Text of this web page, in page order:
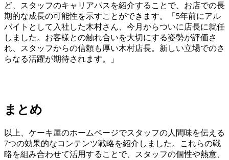
ど、スタッフのキャリアパスを紹介することで、お店での長
期的な成長の可能性を示すことができます。「5年前にアル
バイトとして入社した木村さん、今月からついに店長に就任
しました。お客様との触れ合いを大切にする姿勢が評価さ
れ、スタッフからの信頼も厚い木村店長。新しい立場でのさ
らなる活躍が期待されます。」
まとめ
以上、ケーキ屋のホームページでスタッフの人間味を伝える
7つの効果的なコンテンツ戦略を紹介しました。これらの戦
略を組み合わせて活用することで、スタッフの個性や熱意、